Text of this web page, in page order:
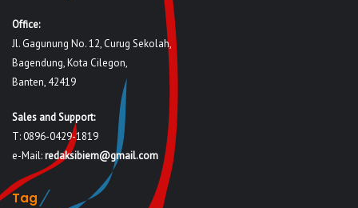
Office:
Jl. Gagunung No. 12, Curug Sekolah,
Bagendung, Kota Cilegon,
Banten, 42419
Sales and Support:
T: 0896-0429-1819
e-Mail:redaksibiem@gmail.com
Tag